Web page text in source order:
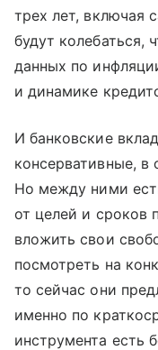
трех лет, включая
будут колебаться,
данных по
и динамике
И банковские
консервативные, в
Но между ними
от целей и сроков
вложить свои
посмотреть на
то сейчас они
именно по
инструмента есть